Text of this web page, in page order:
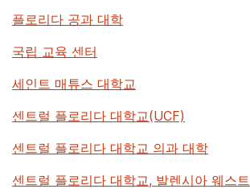
플로리다 공과 대학
국립 교육 센터
세인트 매튜스 대학교
센트럴 플로리다 대학교(UCF)
센트럴 플로리다 대학교 의과 대학
센트럴 플로리다 대학교, 발렌시아 웨스트